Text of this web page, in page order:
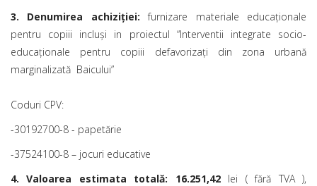
3.
Denumirea achiziției: furnizare materiale educaționale
pentru copiii incluși in proiectul “Interventii integrate socio-
educaționale pentru copiii defavorizați din zona urbană
marginalizată Baicului”
Coduri CPV:
-30192700-8 - papetărie
-37524100-8 – jocuri educative
4. Valoarea estimata totală: 16.251,42lei ( fără TVA ),